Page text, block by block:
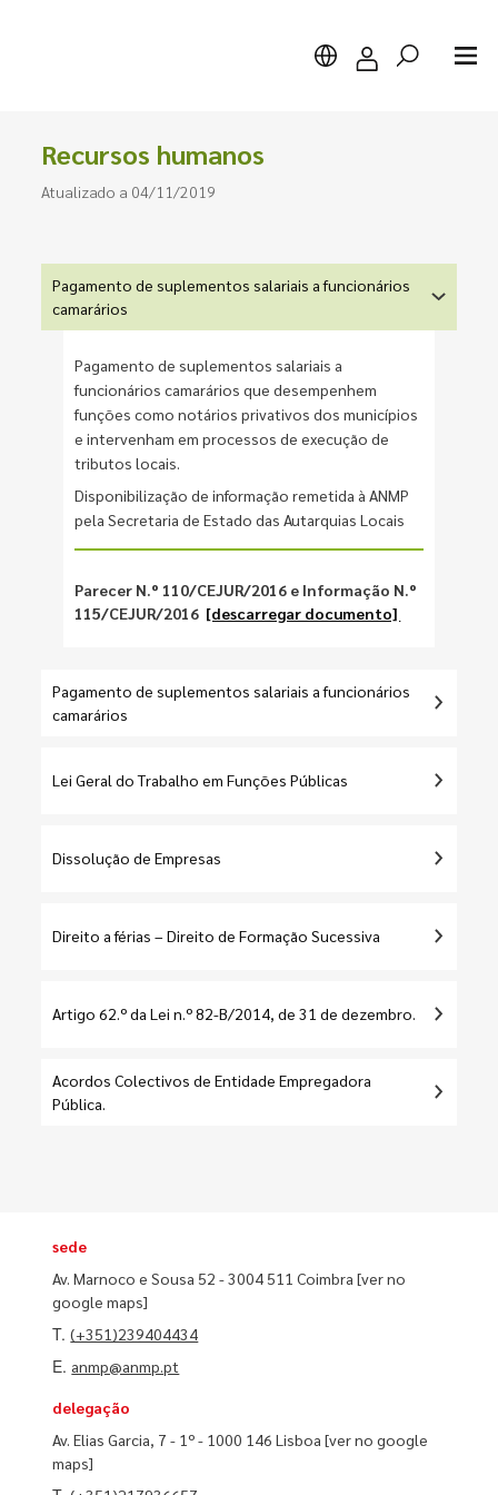
Recursos humanos
Atualizado a 04/11/2019
Pagamento de suplementos salariais a funcionários
camarários
Pagamento de suplementos salariais a
funcionários camarários que desempenhem
funções como notários privativos dos municípios
e intervenham em processos de execução de
tributos locais.
Disponibilização de informação remetida à ANMP
pela Secretaria de Estado das Autarquias Locais
Parecer N.º 110/CEJUR/2016 e Informação N.º
115/CEJUR/2016 [descarregar documento]
Pagamento de suplementos salariais a funcionários
camarários
Lei Geral do Trabalho em Funções Públicas
Dissolução de Empresas
Direito a férias – Direito de Formação Sucessiva
Artigo 62.º da Lei n.º 82-B/2014, de 31 de dezembro.
Acordos Colectivos de Entidade Empregadora
Pública.
sede
Av. Marnoco e Sousa 52 - 3004 511 Coimbra[ver no
google maps]
T.(+351)239404434
E. anmp@anmp.pt
delegação
Av. Elias Garcia, 7 - 1º - 1000 146 Lisboa[ver no google
maps]